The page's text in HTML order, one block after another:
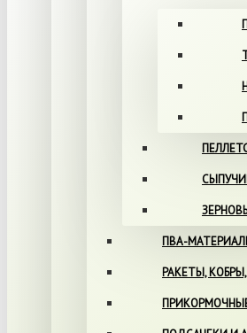
ПВА-
РАКЕТЫ,